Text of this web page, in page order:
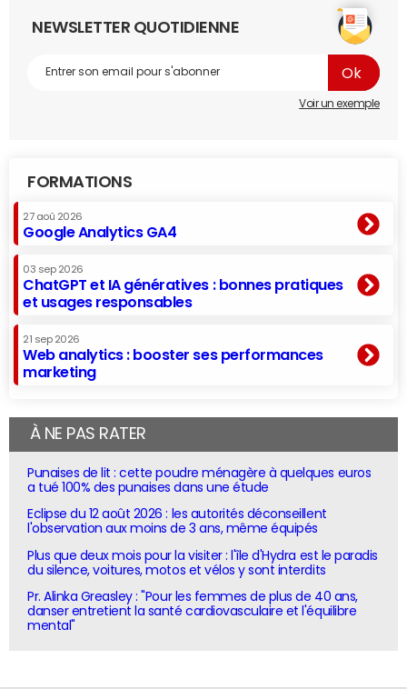
NEWSLETTER QUOTIDIENNE
Voir un exemple
FORMATIONS
27 aoû 2026
Google Analytics GA4
03 sep 2026
ChatGPT et IA génératives : bonnes pratiques
et usages responsables
21 sep 2026
Web analytics : booster ses performances
marketing
À NE PAS RATER
Punaises de lit : cette poudre ménagère à quelques euros
a tué 100% des punaises dans une étude
Eclipse du 12 août 2026 : les autorités déconseillent
l'observation aux moins de 3 ans, même équipés
Plus que deux mois pour la visiter : l'île d'Hydra est le paradis
du silence, voitures, motos et vélos y sont interdits
Pr. Alinka Greasley : "Pour les femmes de plus de 40 ans,
danser entretient la santé cardiovasculaire et l'équilibre
mental"